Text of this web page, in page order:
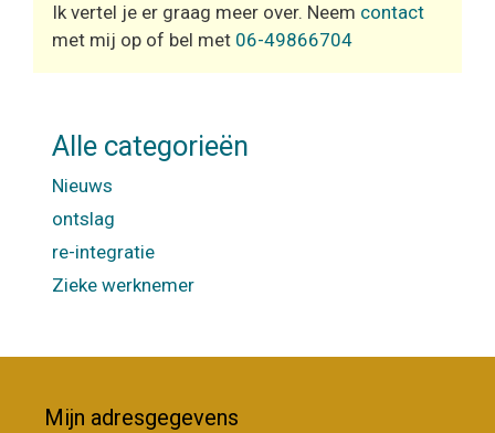
Ik vertel je er graag meer over. Neem contact
met mij op of bel met 06-49866704
Alle categorieën
Nieuws
ontslag
re-integratie
Zieke werknemer
Mijn adresgegevens